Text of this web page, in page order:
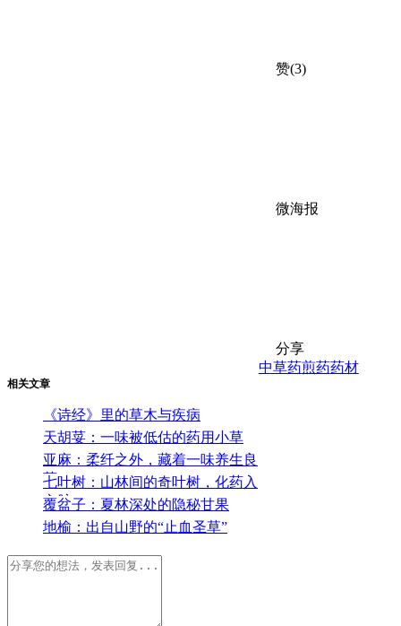
赞(3)
微海报
分享
相关文章
《诗经》里的草木与疾病
天胡荽：一味被低估的药用小草
亚麻：柔纤之外，藏着一味养生良
药
七叶树：山林间的奇叶树，化药入
心脉
覆盆子：夏林深处的隐秘甘果
地榆：出自山野的“止血圣草”
中草药煎药药材